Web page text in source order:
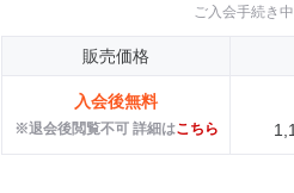
ご入会手続き
販売価格
入会後無料
※退会後閲覧不可 詳細はこちら